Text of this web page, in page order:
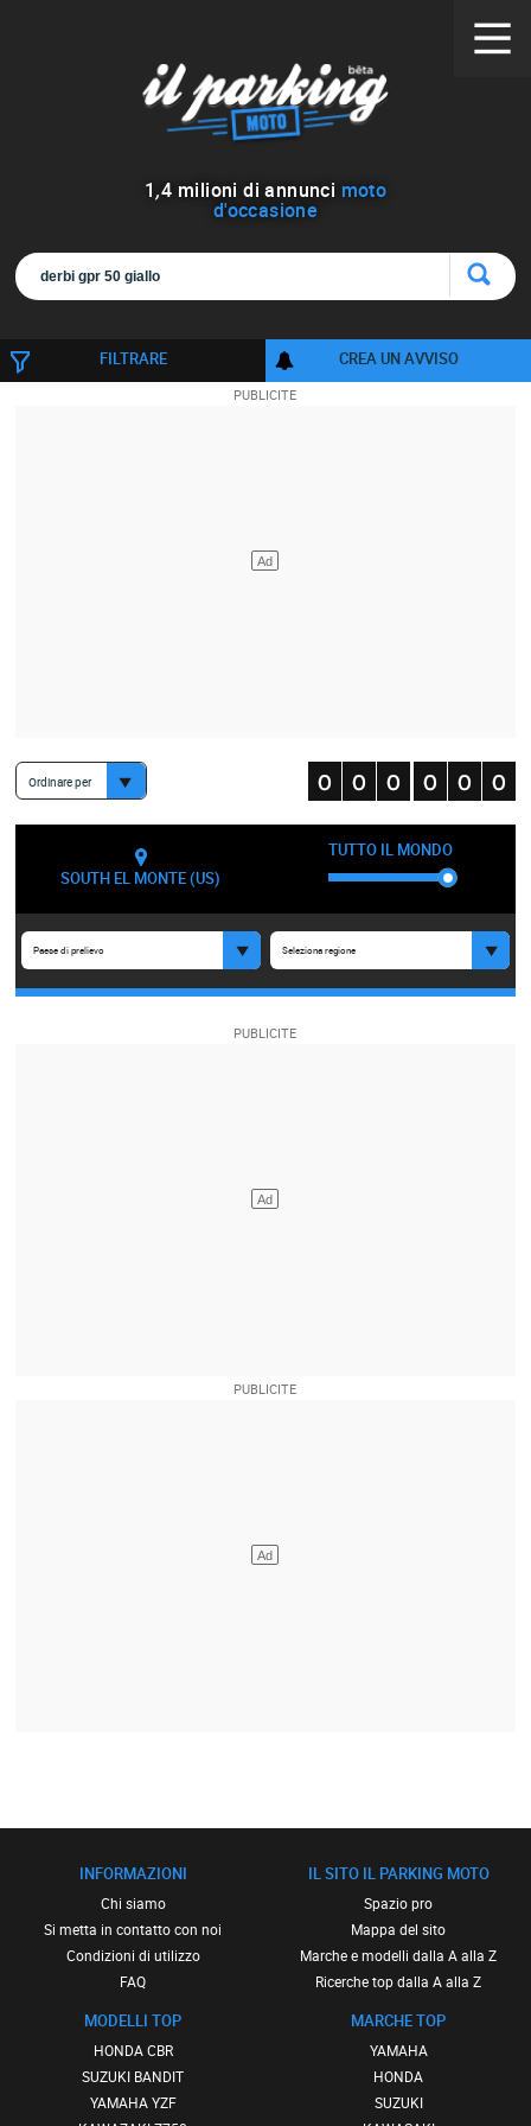
1,4 milioni di annunci moto
d'occasione
FILTRARE CREA UN AVVISO
Ordinare per
SOUTH EL MONTE (US)
TUTTO IL MONDO
Paese di prelievo Seleziona regione
INFORMAZIONI
Chi siamo
Si metta in contatto con noi
Condizioni di utilizzo
FAQ
MODELLI TOP
HONDA CBR
SUZUKI BANDIT
YAMAHA YZF
IL SITO IL PARKING MOTO
Spazio pro
Mappa del sito
Marche e modelli dalla A alla Z
Ricerche top dalla A alla Z
MARCHE TOP
YAMAHA
HONDA
SUZUKI